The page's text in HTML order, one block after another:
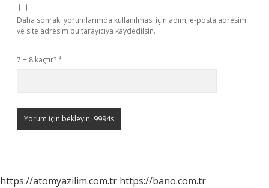
Daha sonraki yorumlarımda kullanılması için adım, e-posta adresim
ve site adresim bu tarayıcıya kaydedilsin.
7 + 8 kaçtır?*
https://atomyazilim.com.tr https://bano.com.tr